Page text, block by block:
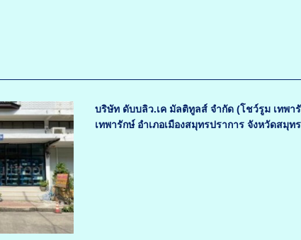
บริษัท ดับบลิว.เค มัลติทูลส์ จำกัด (โชว์รูม เทพา
เทพารักษ์ อำเภอเมืองสมุทรปราการ จังหวัดสมุท